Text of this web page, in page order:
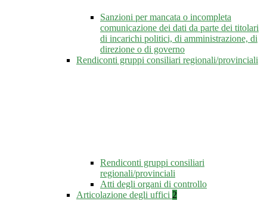
Sanzioni per mancata o incompleta
comunicazione dei dati da parte dei titolari
di incarichi politici, di amministrazione, di
direzione o di governo
Rendiconti gruppi consiliari regionali/provinciali
Rendiconti gruppi consiliari
regionali/provinciali
Atti degli organi di controllo
Articolazione degli uffici 2